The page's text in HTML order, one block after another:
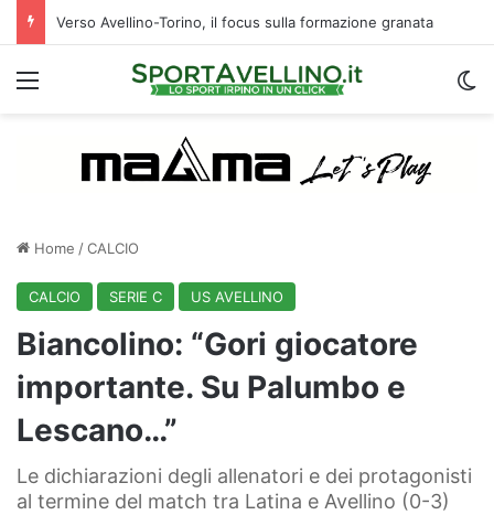
Verso Avellino-Torino, il focus sulla formazione granata
Menu
Home /CALCIO
CALCIO SERIE C US AVELLINO
Biancolino: “Gori giocatore
importante. Su Palumbo e
Lescano…”
Le dichiarazioni degli allenatori e dei protagonisti
al termine del match tra Latina e Avellino (0-3)